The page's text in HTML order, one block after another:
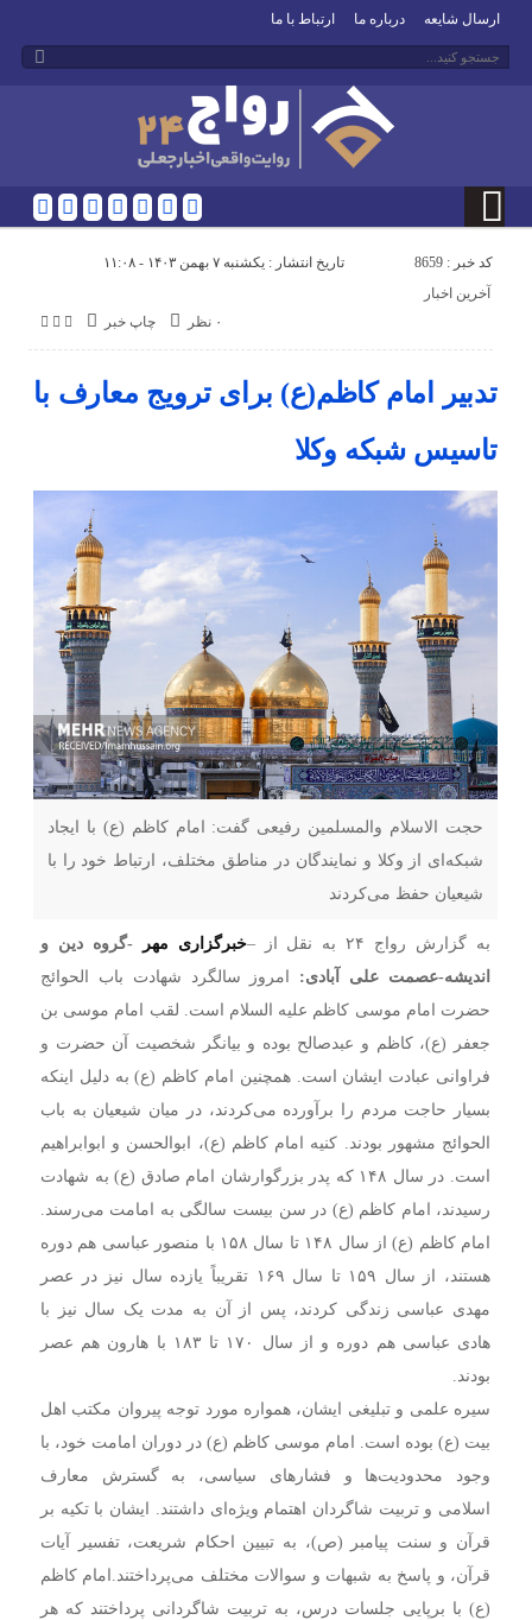
ارسال شایعه درباره ما ارتباط با ما
کد خبر : 8659 تاریخ انتشار : یکشنبه ۷ بهمن ۱۴۰۳ - ۱۱:۰۸
چاپ خبر ۰ نظر
آخرین اخبار
تدبیر امام کاظم(ع) برای ترویج معارف با
تاسیس شبکه وکلا
حجت الاسلام والمسلمین رفیعی گفت: امام کاظم (ع) با ایجاد
شبکه‌ای از وکلا و نمایندگان در مناطق مختلف، ارتباط خود را با
شیعیان حفظ می‌کردند
به گزارش رواج ۲۴ به نقل از – خبرگزاری مهر
-گروه دین و
اندیشه-عصمت علی آبادی: امروز سالگرد شهادت باب الحوائج
حضرت امام موسی کاظم علیه السلام است. لقب امام موسی بن
جعفر (ع)، کاظم و عبدصالح بوده و بیانگر شخصیت آن حضرت و
فراوانی عبادت ایشان است. همچنین امام کاظم (ع) به دلیل اینکه
بسیار حاجت مردم را برآورده می‌کردند، در میان شیعیان به باب
الحوائج مشهور بودند. کنیه امام کاظم (ع)، ابوالحسن و ابوابراهیم
است. در سال ۱۴۸ که پدر بزرگوارشان امام صادق (ع) به شهادت
رسیدند، امام کاظم (ع) در سن بیست سالگی به امامت می‌رسند.
امام کاظم (ع) از سال ۱۴۸ تا سال ۱۵۸ با منصور عباسی هم دوره
هستند، از سال ۱۵۹ تا سال ۱۶۹ تقریباً یازده سال نیز در عصر
مهدی عباسی زندگی کردند، پس از آن به مدت یک سال نیز با
هادی عباسی هم دوره و از سال ۱۷۰ تا ۱۸۳ با هارون هم عصر
بودند.
سیره علمی و تبلیغی ایشان، همواره مورد توجه پیروان مکتب اهل
بیت (ع) بوده است. امام موسی کاظم (ع) در دوران امامت خود، با
وجود محدودیت‌ها و فشارهای سیاسی، به گسترش معارف
اسلامی و تربیت شاگردان اهتمام ویژه‌ای داشتند. ایشان با تکیه بر
قرآن و سنت پیامبر (ص)، به تبیین احکام شریعت، تفسیر آیات
قرآن، و پاسخ به شبهات و سوالات مختلف می‌پرداختند.امام کاظم
(ع) با برپایی جلسات درس، به تربیت شاگردانی پرداختند که هر